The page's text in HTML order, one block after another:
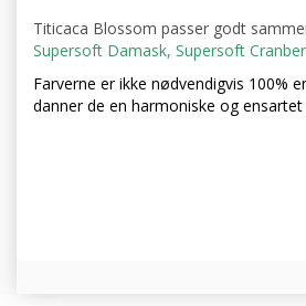
Titicaca Blossom passer godt
Supersoft Damask, Supersoft
Farverne er ikke nødvendigvis 100%
danner de en harmoniske og ensartet